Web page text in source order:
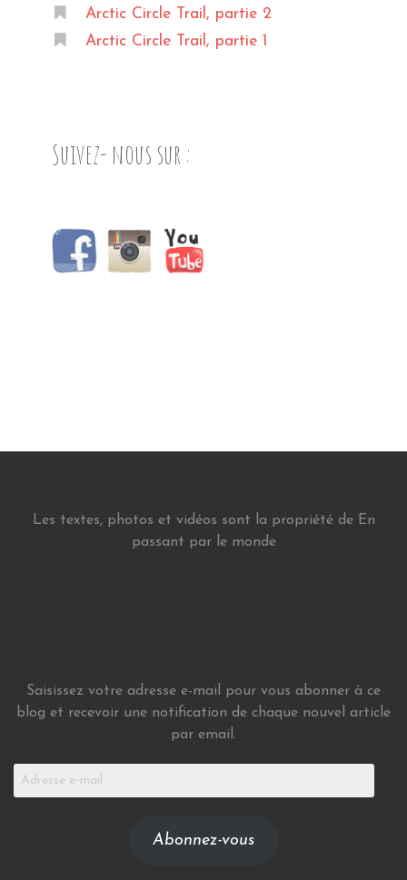
Arctic Circle Trail, partie 2
Arctic Circle Trail, partie 1
Suivez- nous sur :
Les textes, photos et vidéos sont la propriété de En
passant par le monde
Saisissez votre adresse e-mail pour vous abonner à ce
blog et recevoir une notification de chaque nouvel article
par email.
Adresse
Abonnez-vous